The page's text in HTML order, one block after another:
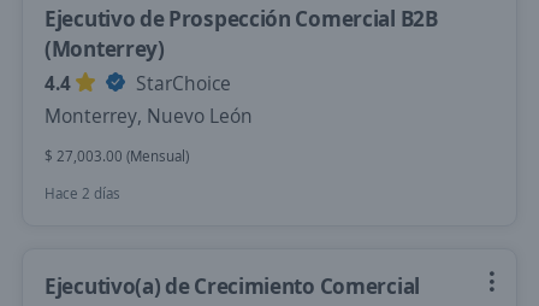
Ejecutivo de Prospección Comercial B2B
(Monterrey)
4.4
StarChoice
Monterrey, Nuevo León
$ 27,003.00 (Mensual)
Hace 2 días
Ejecutivo(a) de Crecimiento Comercial